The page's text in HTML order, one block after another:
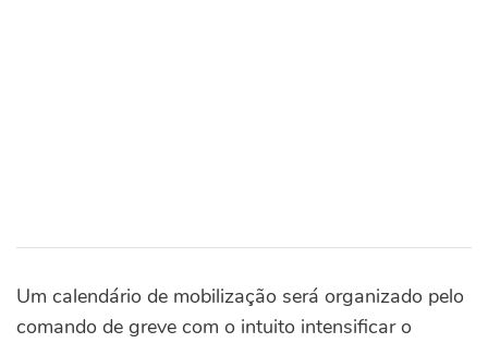
Um calendário de mobilização será organizado pelo
comando de greve com o intuito intensificar o